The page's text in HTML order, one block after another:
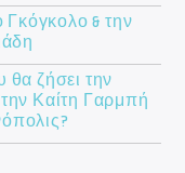
& την
θα ζήσει την
Καίτη Γαρμπή